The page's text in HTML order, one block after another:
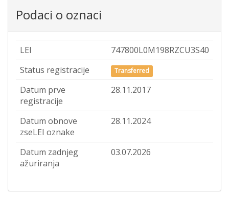
Podaci o oznaci
LEI
747800L0M198RZCU3S40
Status registracije
Transferred
Datum prve
registracije
28.11.2017
Datum obnove
zseLEI oznake
28.11.2024
Datum zadnjeg
ažuriranja
03.07.2026